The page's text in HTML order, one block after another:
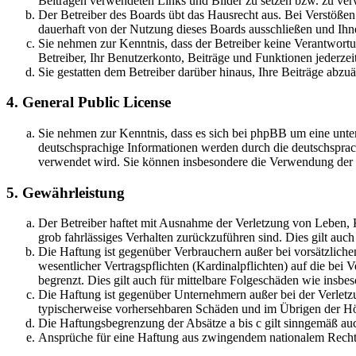
Der Betreiber des Boards übt das Hausrecht aus. Bei
dauerhaft von der Nutzung dieses Boards ausschließen und
Sie nehmen zur Kenntnis, dass der Betreiber keine
Betreiber, Ihr Benutzerkonto, Beiträge und Funktionen
Sie gestatten dem Betreiber darüber hinaus, Ihre Beiträge
4. General Public License
Sie nehmen zur Kenntnis, dass es sich bei phpBB um eine
deutschsprachige Informationen werden durch die
verwendet wird. Sie können insbesondere die Verwendung
5. Gewährleistung
Der Betreiber haftet mit Ausnahme der Verletzung von
grob fahrlässiges Verhalten zurückzuführen sind. Dies gilt
Die Haftung ist gegenüber Verbrauchern außer bei
wesentlicher Vertragspflichten (Kardinalpflichten) auf die bei
begrenzt. Dies gilt auch für mittelbare Folgeschäden wie
Die Haftung ist gegenüber Unternehmern außer bei der
typischerweise vorhersehbaren Schäden und im Übrigen der
Die Haftungsbegrenzung der Absätze a bis c gilt sinngemäß
Ansprüche für eine Haftung aus zwingendem nationalem